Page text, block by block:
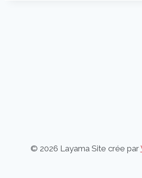
© 2026 Layama Site crée par